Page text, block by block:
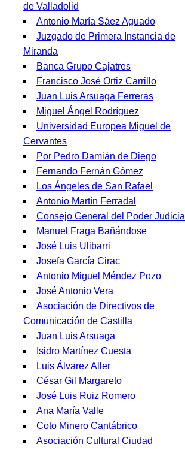
de Valladolid
Antonio María Sáez Aguado
Juzgado de Primera Instancia de
Miranda
Banca Grupo Cajatres
Francisco José Ortiz Carrillo
Juan Luis Arsuaga Ferreras
Miguel Ángel Rodríguez
Universidad Europea Miguel de
Cervantes
Por Pedro Damián de Diego
Fernando Fernán Gómez
Los Ángeles de San Rafael
Antonio Martín Ferradal
Consejo General del Poder Judicial
Manuel Fraga Bañándose
José Luis Ulibarri
Josefa García Cirac
Antonio Miguel Méndez Pozo
José Antonio Vera
Asociación de Directivos de
Comunicación de Castilla
Juan Luis Arsuaga
Isidro Martínez Cuesta
Luis Álvarez Aller
César Gil Margareto
José Luis Ruiz Romero
Ana María Valle
Coto Minero Cantábrico
Asociación Cultural Ciudad